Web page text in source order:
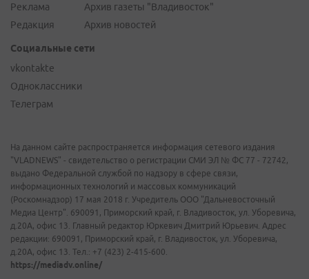
Реклама
Редакция
Архив газеты "Владивосток"
Архив новостей
Социальные сети
vkontakte
Одноклассники
Телеграм
На данном сайте распространяется информация сетевого издания
"VLADNEWS" - свидетельство о регистрации СМИ ЭЛ № ФС 77 - 72742,
выдано Федеральной службой по надзору в сфере связи,
информационных технологий и массовых коммуникаций
(Роскомнадзор) 17 мая 2018 г. Учредитель ООО "Дальневосточный
Медиа Центр". 690091, Приморский край, г. Владивосток, ул. Уборевича,
д.20А, офис 13. Главный редактор Юркевич Дмитрий Юрьевич. Адрес
редакции: 690091, Приморский край, г. Владивосток, ул. Уборевича,
д.20А, офис 13. Тел.: +7 (423) 2-415-600.
https://mediadv.online/